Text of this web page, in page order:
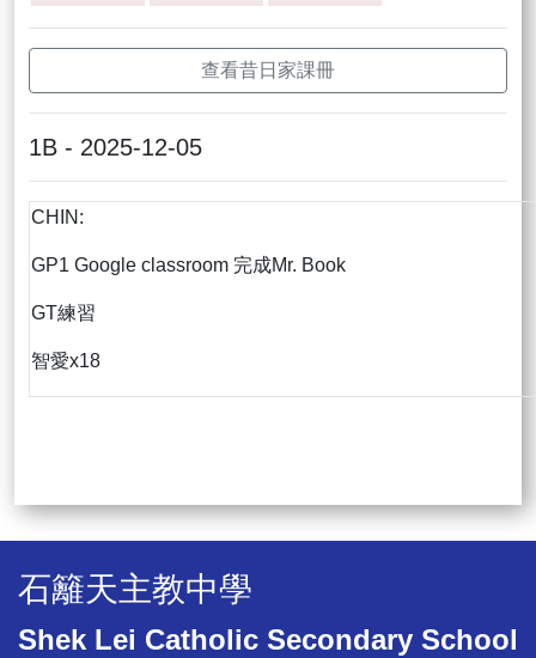
查看昔日家課冊
1B - 2025-12-05
CHIN:
GP1 Google classroom 完成Mr. Book
GT練習
智愛x18
石籬天主教中學
Shek Lei Catholic Secondary School